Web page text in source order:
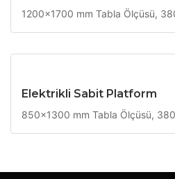
1200x1700 mm Tabla Ölçüsü,
Elektrikli Sabit Platform
850x1300 mm Tabla Ölçüsü,